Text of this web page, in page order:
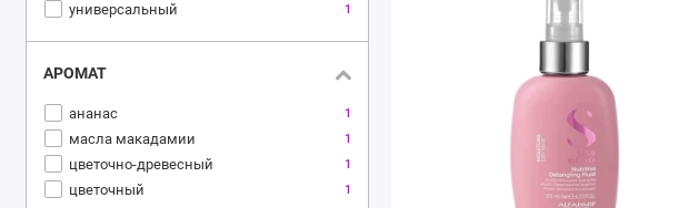
универсальный 1
АРОМАТ
ананас 1
масла макадамии 1
цветочно-древесный 1
цветочный 1